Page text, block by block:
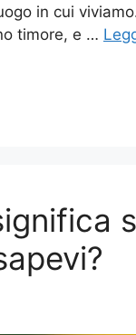
in cui
timore, e …